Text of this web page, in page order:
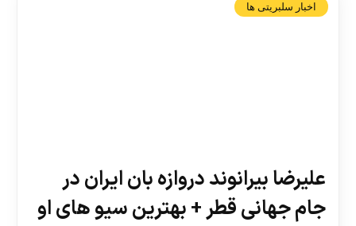
اخبار سلبریتی ها
علیرضا بیرانوند دروازه بان ایران در
جام جهانی قطر + بهترین سیو های او